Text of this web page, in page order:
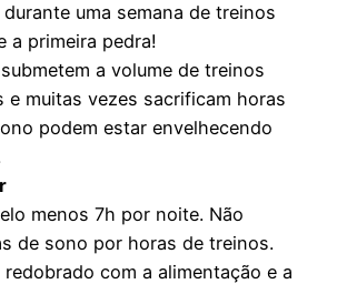
uma semana de treinos
a primeira pedra!
a volume de treinos
e muitas vezes sacrificam horas
podem estar envelhecendo
menos 7h por noite. Não
de sono por horas de treinos.
com a alimentação e a